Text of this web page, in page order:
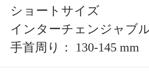
ショートサイズ
インターチェンジャブ
手首周り： 130-145 mm